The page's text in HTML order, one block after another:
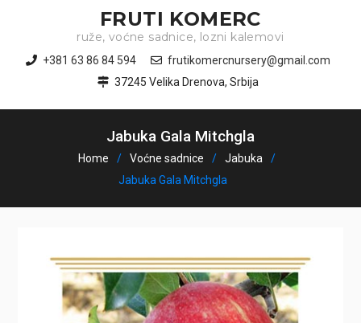
FRUTI KOMERC
ruže, voćne sadnice, lozni kalemovi
+381 63 86 84 594
frutikomercnursery@gmail.com
37245 Velika Drenova, Srbija
Jabuka Gala Mitchgla
Home Voćne sadnice
Jabuka
Jabuka Gala Mitchgla